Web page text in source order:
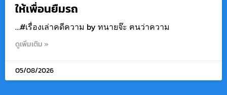
ให้เพื่อนยืมรถ
…#เรื่องเล่าคดีความ by ทนายจ๊ะ ฅนว่าความ
ดูเพิ่มเติม »
05/08/2026